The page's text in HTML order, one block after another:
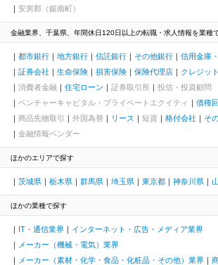
安房郡（鋸南町）
金融業界、千葉県、年間休日120日以上の転職・求人情報を業種
都市銀行 地方銀行 信託銀行 その他銀行
信用金庫
証券会社
生命保険 損害保険 保険代理店
クレジッ
消費者金融
住宅ローン 証券取引所
投信・投資顧問
ベンチャーキャピタル・プライベートエクイティ
債権
商品先物取引
外国為替 リース 短資 格付会社
そ
金融情報ベンダー
ほかのエリアで探す
茨城県 栃木県 群馬県 埼玉県 東京都 神奈川県
ほかの業種で探す
IT・通信業界
インターネット・広告・メディア業界
メーカー（機械・電気）業界
メーカー（素材・化学・食品・化粧品・その他）業界